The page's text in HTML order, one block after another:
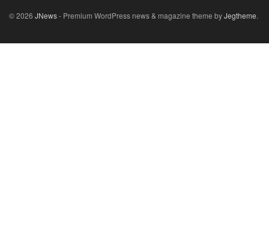
© 2026 JNews- Premium WordPress news & magazine theme byJegtheme.